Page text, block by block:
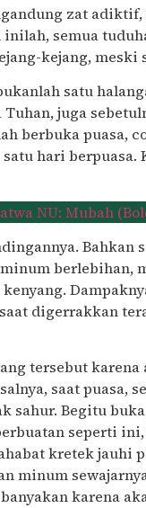
zat
semua
kejang, meski
satu
juga
berbuka puasa,
hari
NU: Mubah
Bahkan
berlebihan,
digerrakkan
tersebut karena
saat puasa,
sahur. Begitu
seperti
kretek jauhi
minum
karena